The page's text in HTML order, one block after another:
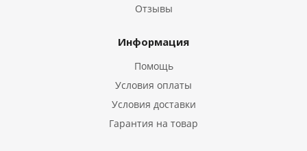
Отзывы
Информация
Помощь
Условия оплаты
Условия доставки
Гарантия на товар